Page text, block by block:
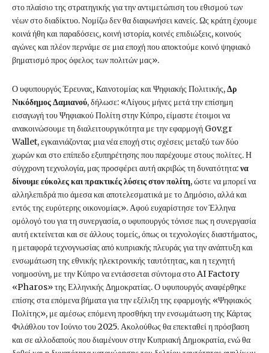
στο πλαίσιο της στρατηγικής για την αντιμετώπιση του εθισμού των
νέων στο διαδίκτυο. Νομίζω δεν θα διαφωνήσει κανείς. Ως κράτη έχουμε
κοινά ήθη και παραδόσεις, κοινή ιστορία, κοινές επιδιώξεις, κοινούς
αγώνες και πλέον περνάμε σε μια εποχή που αποκτούμε κοινό ψηφιακό
βηματισμό προς όφελος των πολιτών μας».
Ο υφυπουργός Έρευνας, Καινοτομίας και Ψηφιακής Πολιτικής,Δρ
Νικόδημος Δαμιανού, δήλωσε: «Λίγους μήνες μετά την επίσημη
εισαγωγή του Ψηφιακού Πολίτη στην Κύπρο, είμαστε έτοιμοι να
ανακοινώσουμε τη διαλειτουργικότητα με την εφαρμογή Gov.gr
Wallet, εγκαινιάζοντας μια νέα εποχή στις σχέσεις μεταξύ των δύο
χωρών και στο επίπεδο εξυπηρέτησης που παρέχουμε στους πολίτες. Η
σύγχρονη τεχνολογία, μας προσφέρει αυτή ακριβώς τη δυνατότητα:να
δίνουμε εύκολες και πρακτικές λύσεις στον πολίτη, ώστε να μπορεί να
αλληλεπιδρά πιο άμεσα και αποτελεσματικά με το Δημόσιο, αλλά και
εντός της ευρύτερης οικονομίας». Αφού ευχαρίστησε τον Έλληνα
ομόλογό του για τη συνεργασία, ο υφυπουργός τόνισε πως η συνεργασία
αυτή εκτείνεται και σε άλλους τομείς, όπως οι τεχνολογίες διαστήματος,
η μεταφορά τεχνογνωσίας από κυπριακής πλευράς για την ανάπτυξη και
ενσωμάτωση της εθνικής ηλεκτρονικής ταυτότητας, και η τεχνητή
νοημοσύνη, με την Κύπρο να εντάσσεται σύντομα στο AI Factory
«Pharos» της Ελληνικής Δημοκρατίας. Ο υφυπουργός αναφέρθηκε
επίσης στα επόμενα βήματα για την εξέλιξη της εφαρμογής «Ψηφιακός
Πολίτης», με αμέσως επόμενη προσθήκη την ενσωμάτωση της Κάρτας
Φιλάθλου τον Ιούνιο του 2025. Ακολούθως θα επεκταθεί η πρόσβαση
και σε αλλοδαπούς που διαμένουν στην Κυπριακή Δημοκρατία, ενώ θα